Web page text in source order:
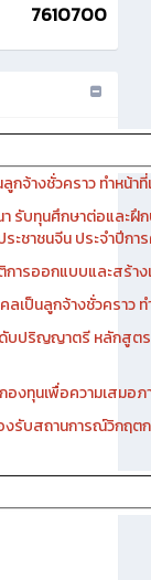
7610700
จ้างชั่วคราว ทำหน้าที่
รับทุนศึกษาต่อและฝึ
ชาชนจีน ประจำปีก
ารออกแบบและสร้า
ป็นลูกจ้างชั่วคราว ท
บปริญญาตรี หลักสูต
องทุนเพื่อความเสมอ
งรับสถานการณ์วิกฤ